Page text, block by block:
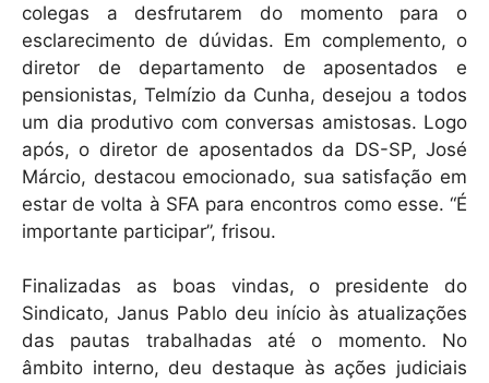
colegas a desfrutarem do momento para o
esclarecimento de dúvidas. Em complemento, o
diretor de departamento de aposentados e
pensionistas, Telmízio da Cunha, desejou a todos
um dia produtivo com conversas amistosas. Logo
após, o diretor de aposentados da DS-SP, José
Márcio, destacou emocionado, sua satisfação em
estar de volta à SFA para encontros como esse. “É
importante participar”, frisou.
Finalizadas as boas vindas, o presidente do
Sindicato, Janus Pablo deu início às atualizações
das pautas trabalhadas até o momento. No
âmbito interno, deu destaque às ações judiciais